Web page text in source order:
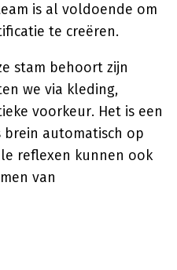
is al voldoende om
te creëren.
stam behoort zijn
we via kleding,
voorkeur. Het is een
automatisch op
reflexen kunnen ook
van